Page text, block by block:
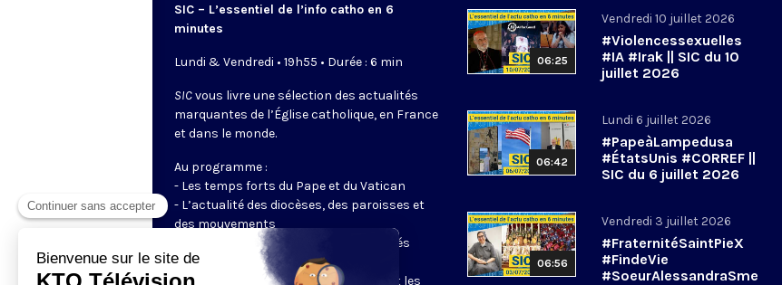
SIC – L’essentiel de l’info catho en 6
minutes
Lundi & Vendredi • 19h55 • Durée : 6 min
SICvous livre une sélection des actualités
marquantes de l’Église catholique, en France
et dans le monde.
Au programme :
- Les temps forts du Pape et du Vatican
- L’actualité des diocèses, des paroisses et
des mouvements
- Les initiatives des catholiques engagés
dans le monde
- Les grands événements ecclésiaux et les
06:25
Vendredi 10 juillet 2026
#Violencessexuelles
#IA #Irak || SIC du 10
juillet 2026
06:42
Lundi 6 juillet 2026
#PapeàLampedusa
#ÉtatsUnis #CORREF ||
SIC du 6 juillet 2026
06:56
Vendredi 3 juillet 2026
#FraternitéSaintPieX
#FindeVie
#SoeurAlessandraSme